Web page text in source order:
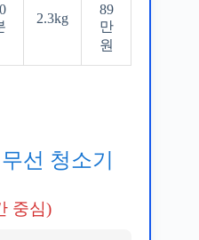
2.3kg
89
만
원
선 청소기
중심)